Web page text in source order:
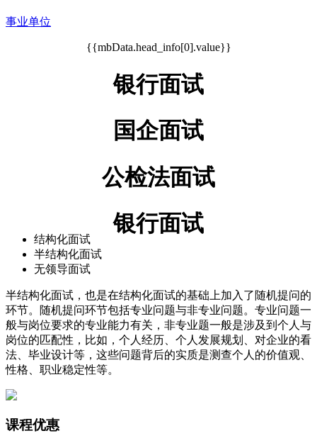
事业单位
{{mbData.head_info[0].value}}
银行面试
国企面试
公检法面试
银行面试
结构化面试
半结构化面试
无领导面试
半结构化面试，也是在结构化面试的基础上加入了随机提问的
环节。随机提问环节包括专业问题与非专业问题。专业问题一
般与岗位要求的专业能力有关，非专业题一般是涉及到个人与
岗位的匹配性，比如，个人经历、个人发展规划、对企业的看
法、毕业设计等，这些问题背后的实质是测查个人的价值观、
性格、职业稳定性等。
课程优惠